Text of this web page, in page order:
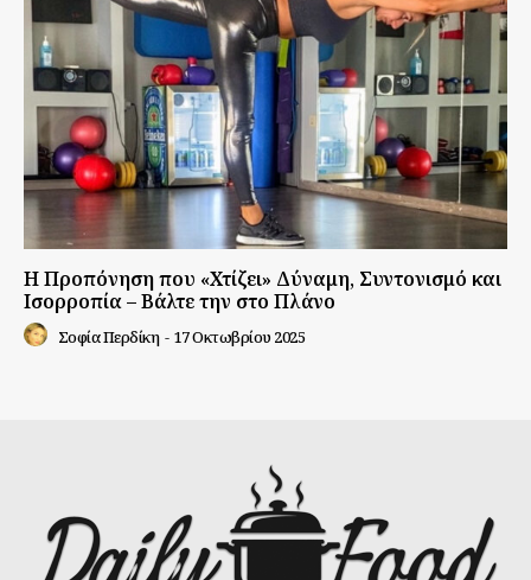
Η Προπόνηση που «Χτίζει» Δύναμη, Συντονισμό και
Ισορροπία – Βάλτε την στο Πλάνο
Σοφία Περδίκη - 17 Οκτωβρίου 2025